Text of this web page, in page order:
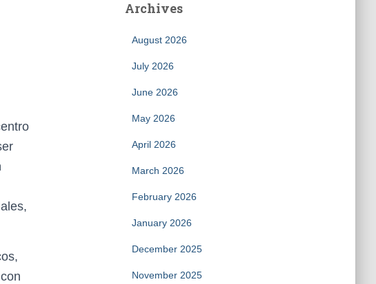
Archives
August 2026
July 2026
June 2026
May 2026
April 2026
March 2026
February 2026
January 2026
December 2025
November 2025